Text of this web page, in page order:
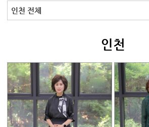
김포/청라
구리남양주
부평부천
서울
시흥안산광명
용인분당
의왕수원
고양/파주
일산
먼곳
기타사진
인천 전체
인천